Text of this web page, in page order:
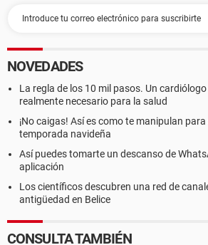
NOVEDADES
La regla de los 10 mil pasos. Un
realmente necesario para la salud
¡No caigas! Así es como te manipulan
temporada navideña
Así puedes tomarte un descanso de
aplicación
Los científicos descubren una red de
antigüedad en Belice
CONSULTA TAMBIÉN